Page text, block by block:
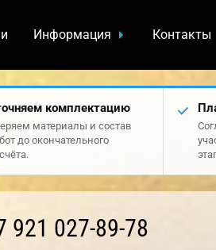
Информация Контакты
комплектацию
материалы и состав
до окончательного
921 027-89-78